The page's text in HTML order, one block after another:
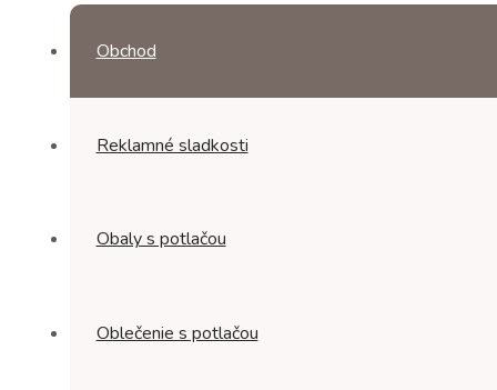
viacero
variantov.
Možnosti
vybrať
Obchod
Reklamné sladkosti
Obaly s potlačou
Oblečenie s potlačou